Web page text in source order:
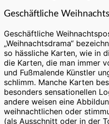
Geschäftliche
Geschäftliche
„Weihnachtsdrama“
so hässliche Karten, wie in
die Karten, die man immer
und Fußmalende Künstler
schlimm. Manche Karten
besonders sensationellen
andere weisen eine
weihnachtlichen oder
(als Ausschnitt oder in der